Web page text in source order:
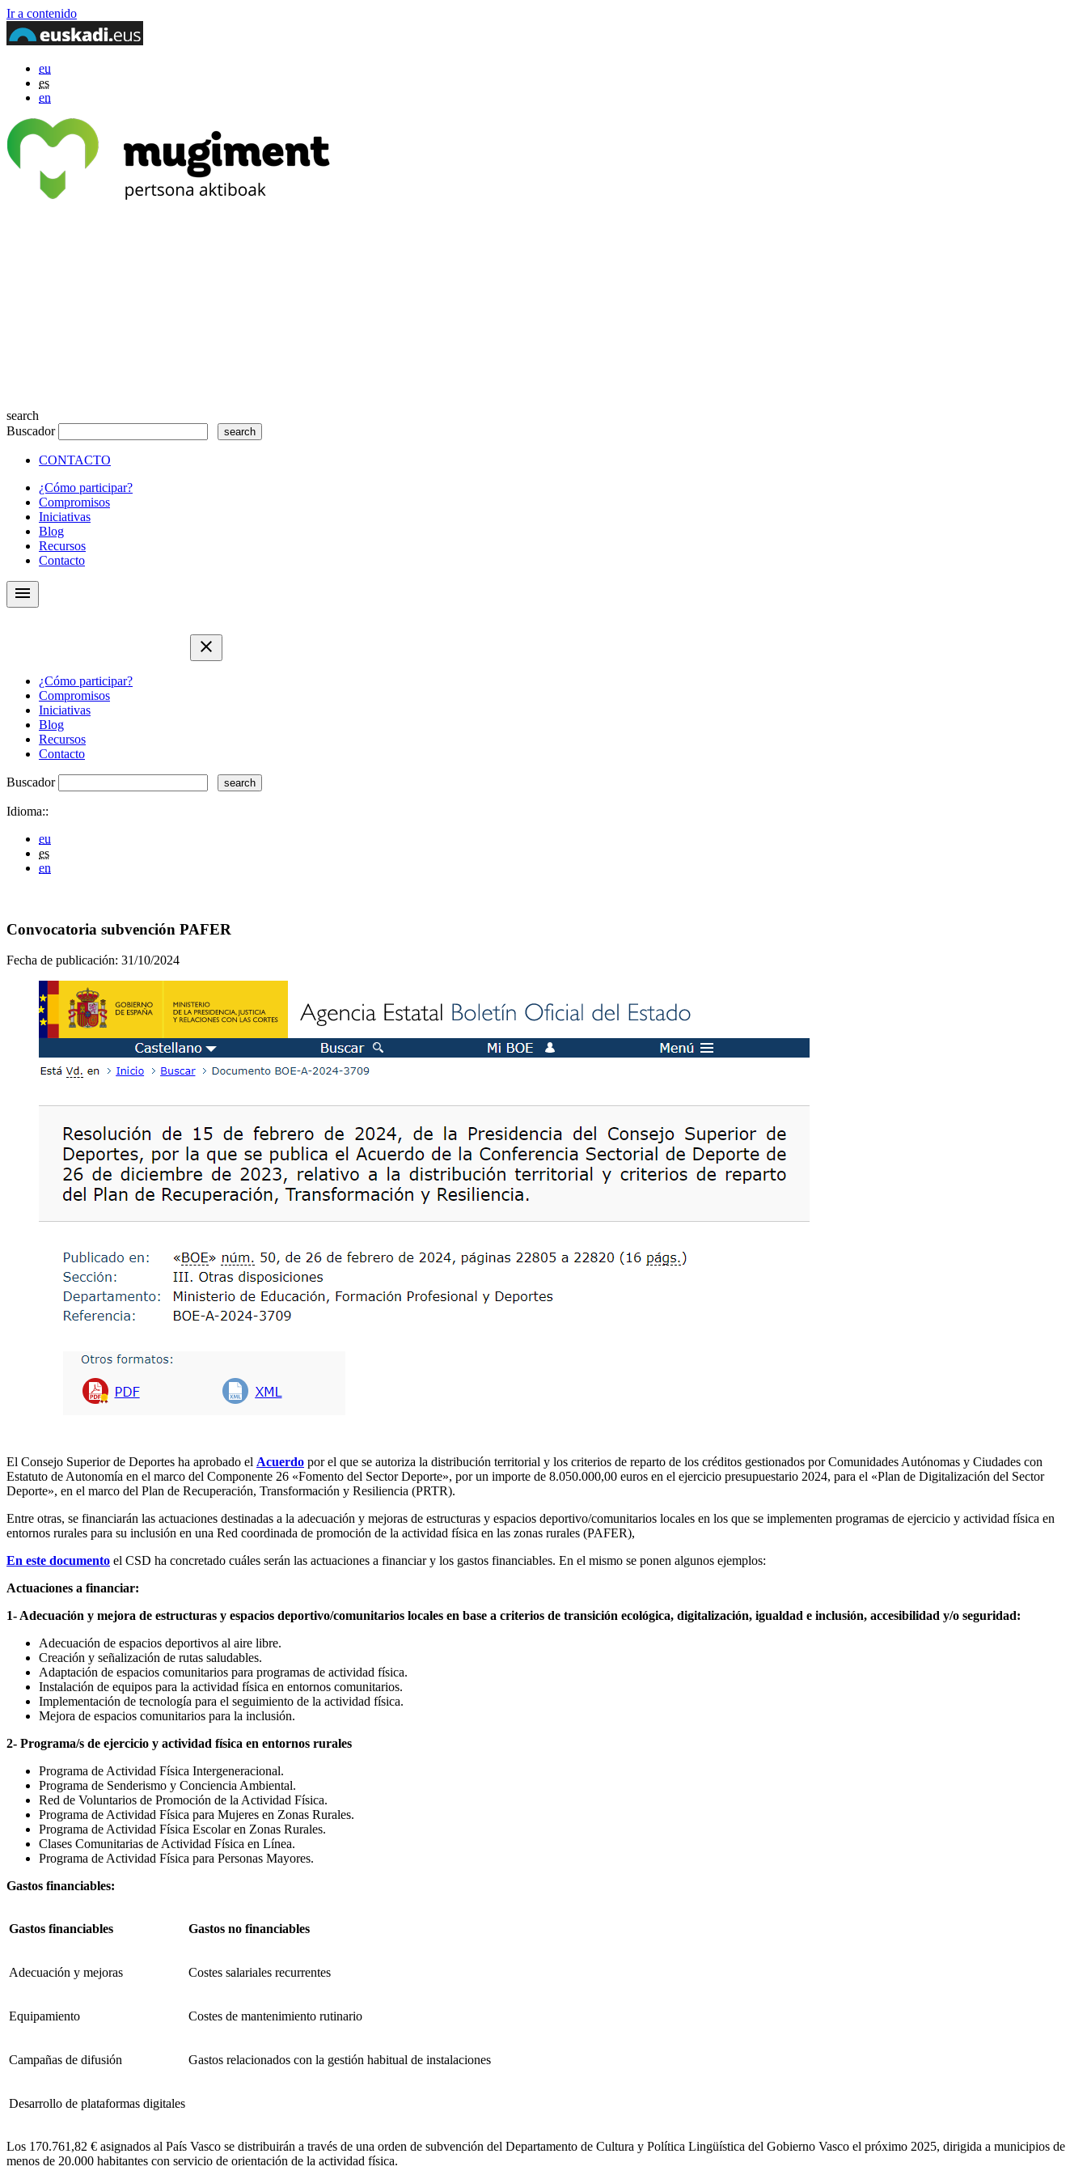
Ir a contenido
eu
es
en
search
Buscador
CONTACTO
¿Cómo participar?
Compromisos
Iniciativas
Blog
Recursos
Contacto
menu
close
¿Cómo participar?
Compromisos
Iniciativas
Blog
Recursos
Contacto
Buscador
Idioma::
eu
es
en
Convocatoria subvención PAFER
Fecha de publicación: 31/10/2024
El Consejo Superior de Deportes ha aprobado el Acuerdo por el que se autoriza la distribución territorial y los criterios de reparto de los créditos gestionados por Comunidades Autónomas y Ciudades con
Estatuto de Autonomía en el marco del Componente 26 «Fomento del Sector Deporte», por un importe de 8.050.000,00 euros en el ejercicio presupuestario 2024, para el «Plan de Digitalización del Sector
Deporte», en el marco del Plan de Recuperación, Transformación y Resiliencia (PRTR).
Entre otras, se financiarán las actuaciones destinadas a la adecuación y mejoras de estructuras y espacios deportivo/comunitarios locales en los que se implementen programas de ejercicio y actividad física en
entornos rurales para su inclusión en una Red coordinada de promoción de la actividad física en las zonas rurales (PAFER),
En este documento el CSD ha concretado cuáles serán las actuaciones a financiar y los gastos financiables. En el mismo se ponen algunos ejemplos:
Actuaciones a financiar:
1- Adecuación y mejora de estructuras y espacios deportivo/comunitarios locales en base a criterios de transición ecológica, digitalización, igualdad e inclusión, accesibilidad y/o seguridad:
Adecuación de espacios deportivos al aire libre.
Creación y señalización de rutas saludables.
Adaptación de espacios comunitarios para programas de actividad física.
Instalación de equipos para la actividad física en entornos comunitarios.
Implementación de tecnología para el seguimiento de la actividad física.
Mejora de espacios comunitarios para la inclusión.
2- Programa/s de ejercicio y actividad física en entornos rurales
Programa de Actividad Física Intergeneracional.
Programa de Senderismo y Conciencia Ambiental.
Red de Voluntarios de Promoción de la Actividad Física.
Programa de Actividad Física para Mujeres en Zonas Rurales.
Programa de Actividad Física Escolar en Zonas Rurales.
Clases Comunitarias de Actividad Física en Línea.
Programa de Actividad Física para Personas Mayores.
Gastos financiables:
Gastos financiables Gastos no financiables
Adecuación y mejoras Costes salariales recurrentes
Equipamiento Costes de mantenimiento rutinario
Campañas de difusión Gastos relacionados con la gestión habitual de instalaciones
Desarrollo de plataformas digitales
Los 170.761,82 € asignados al País Vasco se distribuirán a través de una orden de subvención del Departamento de Cultura y Política Lingüística del Gobierno Vasco el próximo 2025, dirigida a municipios de
menos de 20.000 habitantes con servicio de orientación de la actividad física.